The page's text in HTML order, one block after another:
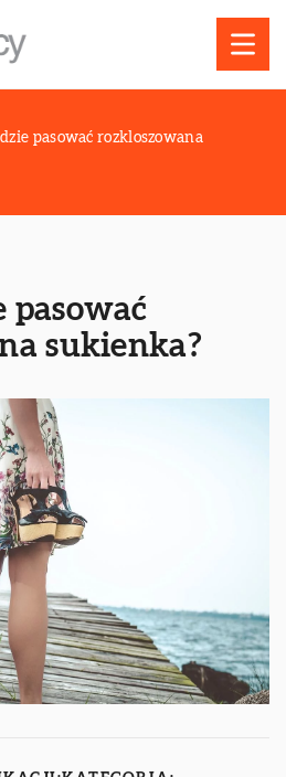
pasować rozkloszowana
pasować
sukienka?